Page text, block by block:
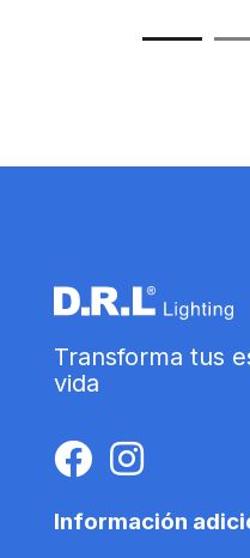
Transforma tus
vida
Información